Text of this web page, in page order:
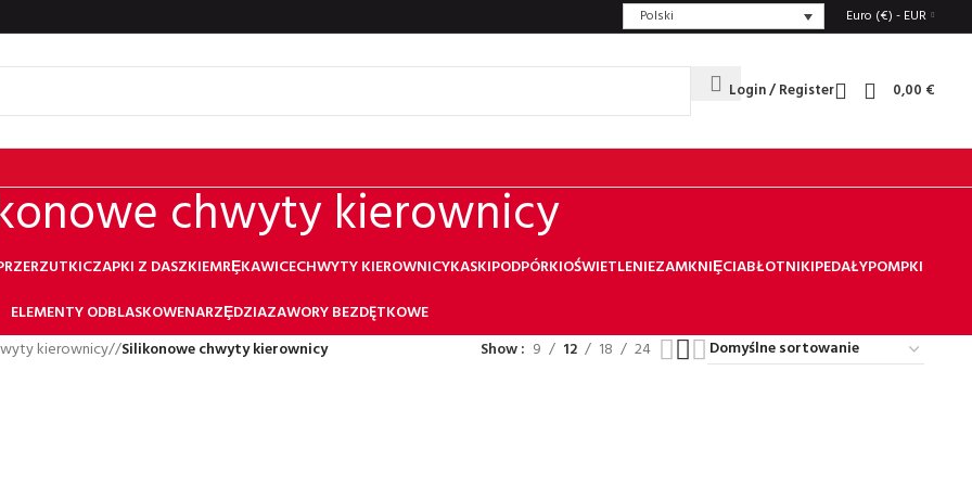
Polski Euro (€) - EUR
Login / Register 0,00 €
chwyty kierownicy
CZAPKI Z DASZKIEMRȨKAWICECHWYTY KIEROWNICYKASKIPODPÓRKIOŚWIETLENIEZAMKNIȨCIABŁOTNIKIPEDAŁYPOMPKI
ELEMENTY ODBLASKOWENARZȨDZIAZAWORY BEZDĘTKOWE
kierownicy/ Silikonowe chwyty kierownicy Show 9 12 18 24